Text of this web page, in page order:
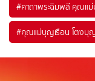
#คาถาพระฉิมพลี คุณแ
#คุณแม่บุญเรือน โตงบุ